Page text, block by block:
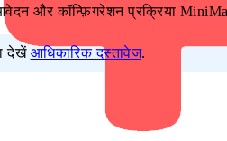
और कॉन्फ़िगरेशन प्रक्रिया
देखें आधिकारिक दस्तावेज.